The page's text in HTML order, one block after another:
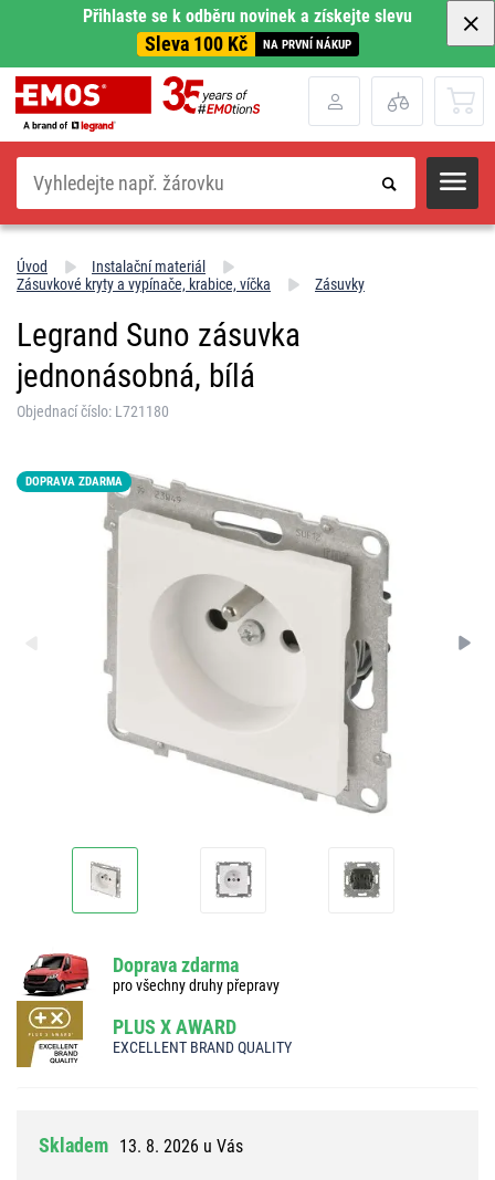
Přihlaste se k odběru novinek a získejte slevu
Sleva 100 Kč NA PRVNÍ NÁKUP
Hledat
Úvod
Instalační materiál
Zásuvkové kryty a vypínače, krabice, víčka
Zásuvky
Legrand Suno zásuvka
jednonásobná, bílá
Objednací číslo: L721180
DOPRAVA ZDARMA
Doprava zdarma
pro všechny druhy přepravy
PLUS X AWARD
EXCELLENT BRAND QUALITY
Skladem 13. 8. 2026 u Vás